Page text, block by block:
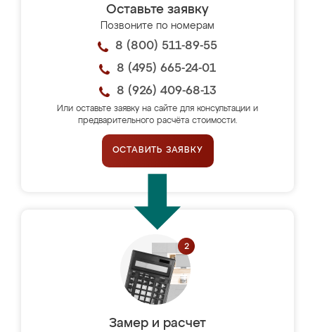
Оставьте заявку
Позвоните по номерам
8 (800) 511-89-55
8 (495) 665-24-01
8 (926) 409-68-13
Или оставьте заявку на сайте для консультации и
предварительного расчёта стоимости.
ОСТАВИТЬ ЗАЯВКУ
Замер и расчет